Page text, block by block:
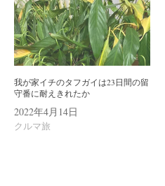
我が家イチのタフガイは23日間の留
守番に耐えきれたか
2022年4月14日
クルマ旅